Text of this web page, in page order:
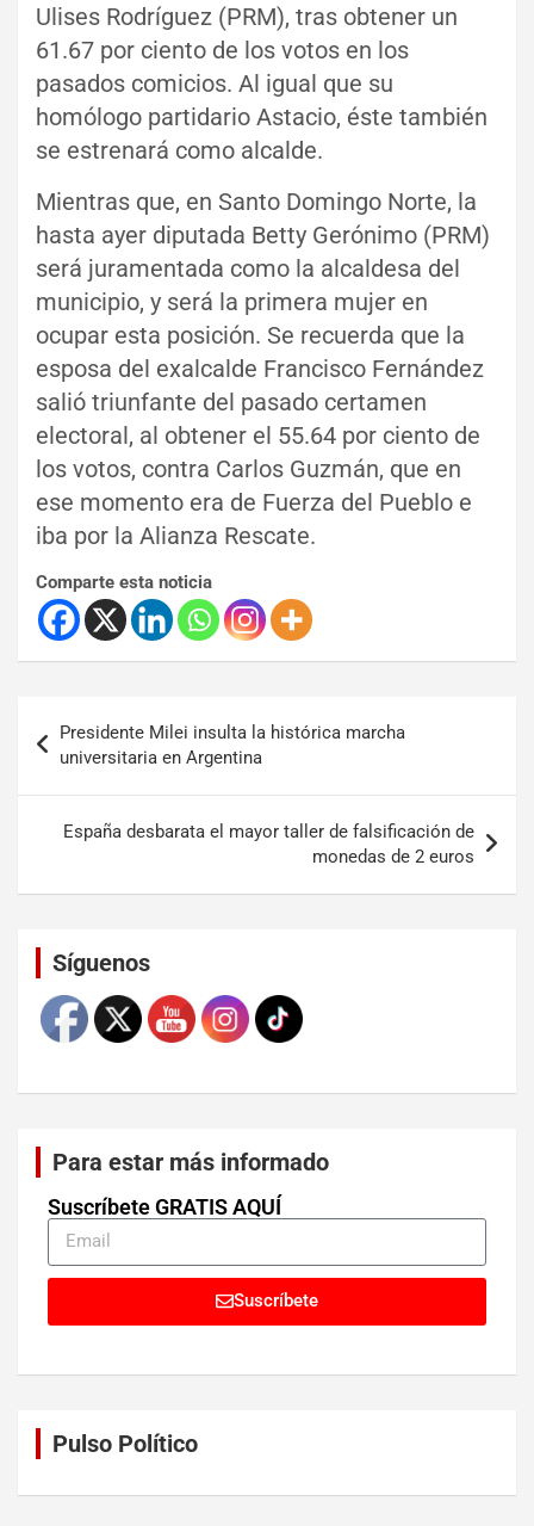
Ulises Rodríguez (PRM), tras obtener un
61.67 por ciento de los votos en los
pasados comicios. Al igual que su
homólogo partidario Astacio, éste también
se estrenará como alcalde.
Mientras que, en Santo Domingo Norte, la
hasta ayer diputada Betty Gerónimo (PRM)
será juramentada como la alcaldesa del
municipio, y será la primera mujer en
ocupar esta posición. Se recuerda que la
esposa del exalcalde Francisco Fernández
salió triunfante del pasado certamen
electoral, al obtener el 55.64 por ciento de
los votos, contra Carlos Guzmán, que en
ese momento era de Fuerza del Pueblo e
iba por la Alianza Rescate.
Comparte esta noticia
Presidente Milei insulta la histórica marcha
universitaria en Argentina
España desbarata el mayor taller de falsificación de
monedas de 2 euros
Síguenos
Para estar más informado
Suscríbete GRATIS AQUÍ
Suscríbete
Pulso Político